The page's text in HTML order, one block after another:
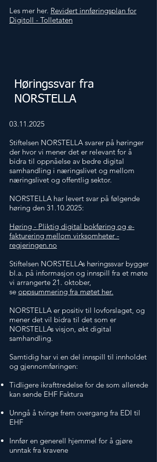
Les mer her. Revidert innføringsplan for
Digitoll - Tolletaten
Høringssvar fra
NORSTELLA
03.11.2025
Stiftelsen NORSTELLA svarer på høringer
der hvor vi mener det er relevant for å
bidra til oppnåelse av bedre digital
samhandling i næringslivet og mellom
næringslivet og offentlig sektor.
NORSTELLA har levert svar på følgende
høring den 31.10.2025:
Høring - Pliktig digital bokføring og e-
fakturering mellom virksomheter -
regjeringen.no
Stiftelsen NORSTELLAs høringssvar bygger
bl.a. på informasjon og innspill fra et møte
vi arrangerte 21. oktober,
se oppsummering fra møtet her.
NORSTELLA er positiv til lovforslaget, og
mener det vil bidra til det som er
NORSTELLAs visjon, økt digital
samhandling.
Samtidig har vi en del innspill til innholdet
og gjennomføringen:
Tidligere ikrafttredelse for de som allerede
kan sende EHF Faktura
Unngå å tvinge frem overgang fra EDI til
EHF
Innfør en generell hjemmel for å gjøre
unntak fra kravene